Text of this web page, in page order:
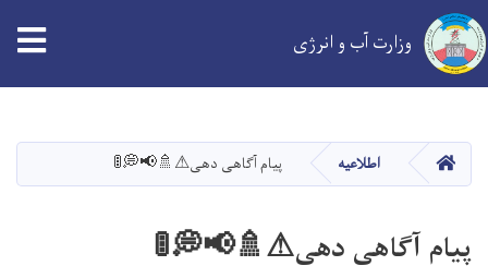
main
content
وزارت آب و انرژی
خانه اطلاعیه پیام آگاهی دهی⚠🚿📢💭🚦
پیام آگاهی دهی⚠🚿📢💭🚦